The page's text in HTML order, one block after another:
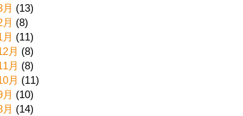
(13)
(8)
(11)
月 (8)
月 (8)
月 (11)
(10)
(14)